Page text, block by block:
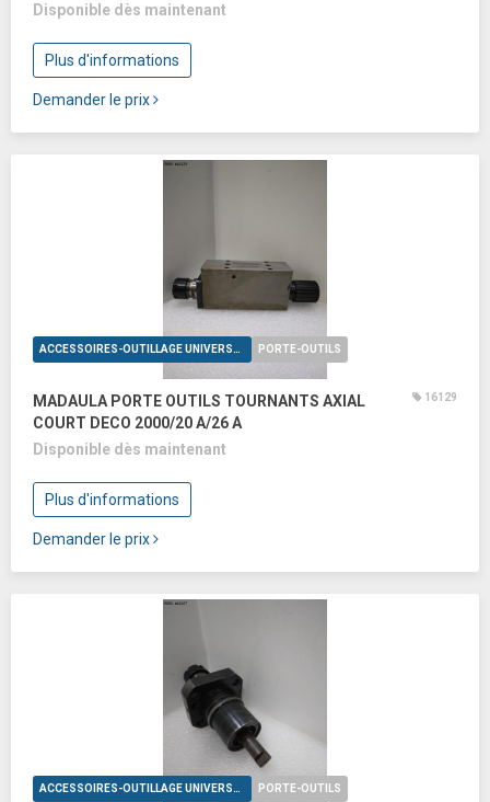
Disponible dès maintenant
Plus d'informations
Demander le prix
ACCESSOIRES-OUTILLAGE UNIVERSELS PORTE-OUTILS
MADAULA PORTE OUTILS TOURNANTS AXIAL
COURT DECO 2000/20 A/26 A
16129
Disponible dès maintenant
Plus d'informations
Demander le prix
ACCESSOIRES-OUTILLAGE UNIVERSELS PORTE-OUTILS